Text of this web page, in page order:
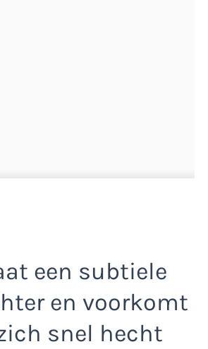
een subtiele
en voorkomt
snel hecht